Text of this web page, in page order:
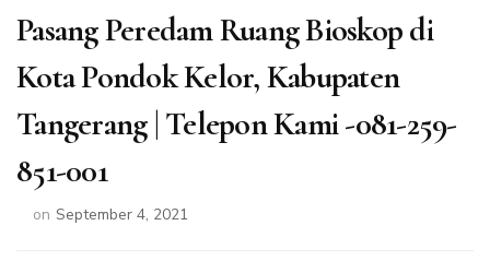
Pasang Peredam Ruang Bioskop di
Kota Pondok Kelor, Kabupaten
Tangerang | Telepon Kami -081-259-
851-001
on September 4, 2021